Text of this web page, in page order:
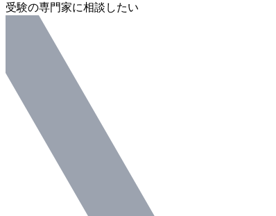
受験の専門家に相談したい